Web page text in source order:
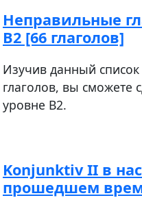
Неправильные
В2 [66 глаголов]
Изучив данный
глаголов, вы сможете
уровне В2.
Konjunktiv II в
прошедшем